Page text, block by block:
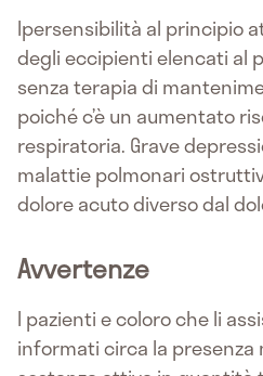
Ipersensibilità al principio
degli eccipienti elencati al
senza terapia di
poiché c’è un aumentato
respiratoria. Grave
malattie polmonari
dolore acuto diverso dal
Avvertenze
I pazienti e coloro che li
informati circa la presenza